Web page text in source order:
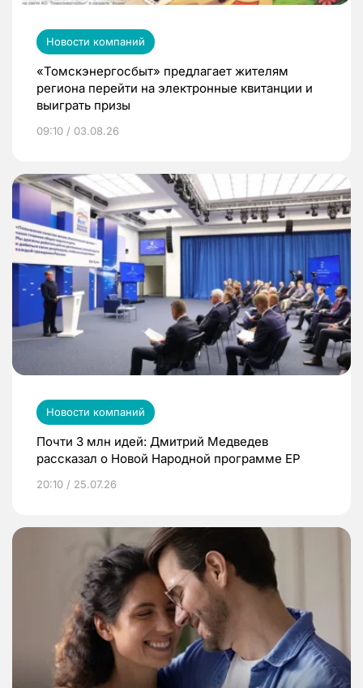
Новости компаний
«Томскэнергосбыт» предлагает жителям
региона перейти на электронные квитанции и
выиграть призы
09:10 / 03.08.26
Новости компаний
Почти 3 млн идей: Дмитрий Медведев
рассказал о Новой Народной программе ЕР
20:10 / 25.07.26